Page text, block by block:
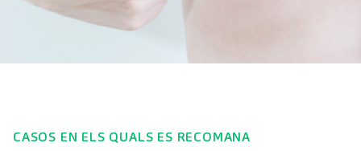
CASOS EN ELS QUALS ES RECOMANA